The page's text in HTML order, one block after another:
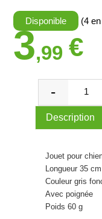
Disponible (4
3,99 €
Description
Jouet pour
Longueur 35 cm
Couleur gris
Avec poignée
Poids 60 g